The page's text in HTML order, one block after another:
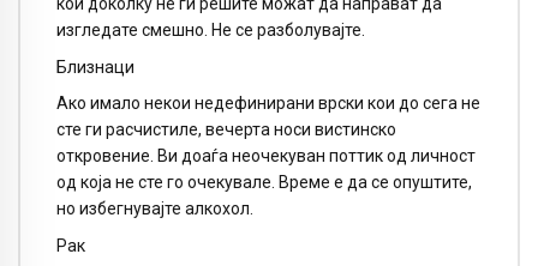
изгледате смешно. Не се разболувајте.
Близнаци
Ако имало некои недефинирани врски кои до сега не
сте ги расчистиле, вечерта носи вистинско
откровение. Ви доаѓа неочекуван поттик од личност
од која не сте го очекувале. Време е да се опуштите,
но избегнувајте алкохол.
Рак